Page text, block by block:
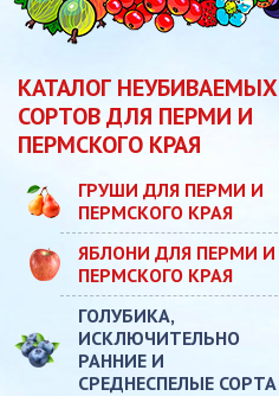
КАТАЛОГ НЕУБИВАЕМЫХ
СОРТОВ ДЛЯ ПЕРМИ И
ПЕРМСКОГО КРАЯ
ГРУШИ ДЛЯ ПЕРМИ И
ПЕРМСКОГО КРАЯ
ЯБЛОНИ ДЛЯ ПЕРМИ И
ПЕРМСКОГО КРАЯ
ГОЛУБИКА,
ИСКЛЮЧИТЕЛЬНО
РАННИЕ И
СРЕДНЕСПЕЛЫЕ СОРТА